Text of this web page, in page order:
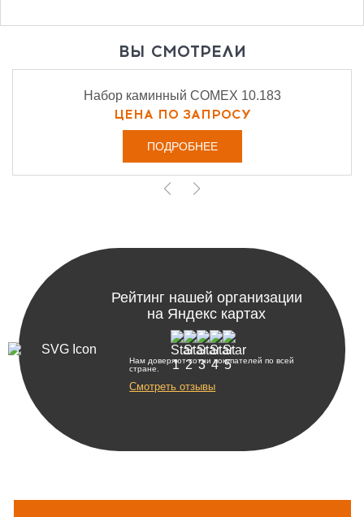
ВЫ СМОТРЕЛИ
Набор каминный COMEX 10.183
ЦЕНА ПО ЗАПРОСУ
ПОДРОБНЕЕ
Рейтинг нашей организации
на Яндекс картах
Нам доверяют сотни покупателей по всей
стране.
Смотреть отзывы